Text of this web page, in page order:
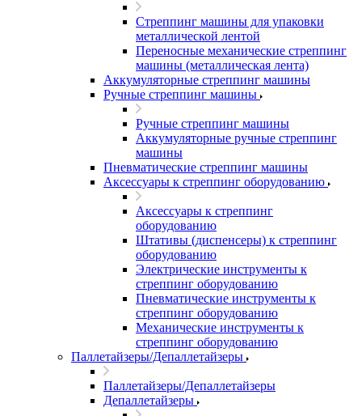
Стреппинг машины для упаковки
металлической лентой
Переносные механические стреппинг
машины (металлическая лента)
Аккумуляторные стреппинг машины
Ручные стреппинг машины
Ручные стреппинг машины
Аккумуляторные ручные стреппинг
машины
Пневматические стреппинг машины
Аксессуары к стреппинг оборудованию
Аксессуары к стреппинг
оборудованию
Штативы (диспенсеры) к стреппинг
оборудованию
Электрические инструменты к
стреппинг оборудованию
Пневматические инструменты к
стреппинг оборудованию
Механические инструменты к
стреппинг оборудованию
Паллетайзеры/Депаллетайзеры
Паллетайзеры/Депаллетайзеры
Депаллетайзеры